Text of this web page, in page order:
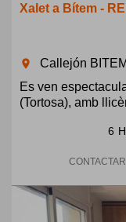
Xalet a Bítem -
room
Callejón
Es ven
(Tortosa), amb
6
CONTACTAR
Previous